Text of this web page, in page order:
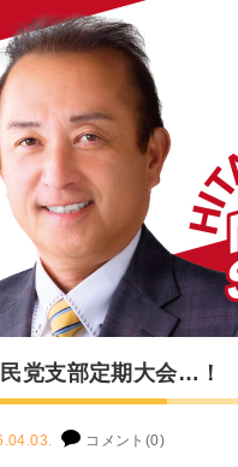
党支部定期大会…！
コメント(0)